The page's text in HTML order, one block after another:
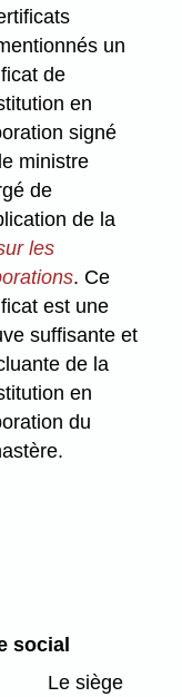
un
de
en
signé
ministre
de
de la
les
. Ce
est une
suffisante et
de la
en
du
social
Le siège